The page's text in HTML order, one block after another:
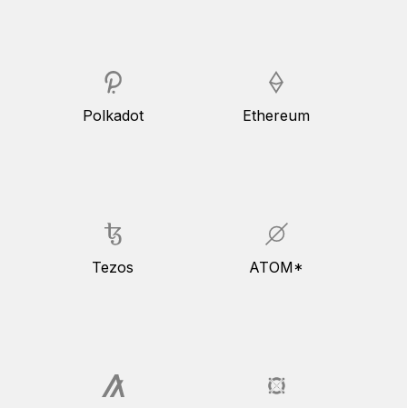
Polkadot Ethereum
Tezos ATOM*